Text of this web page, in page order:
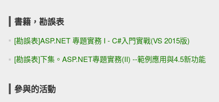
書籍，勘誤表
[勘誤表]ASP.NET 專題實務 I - C#入門實戰(VS 2015版)
[勘誤表]下集。ASP.NET專題實務(II) --範例應用與4.5新功能
參與的活動